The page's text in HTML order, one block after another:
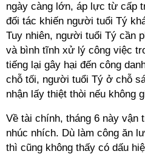
ngày càng lớn, áp lực từ cấp
đối tác khiến người tuổi Tý
Tuy nhiên, người tuổi Tý cần
và bình tĩnh xử lý công việc
tiếng lại gây hại đến công
chỗ tối, người tuổi Tý ở chỗ
nhận lấy thiệt thòi nếu không
Về tài chính, tháng 6 này vận
nhúc nhích. Dù làm công ăn
thì cũng không thấy có dấu